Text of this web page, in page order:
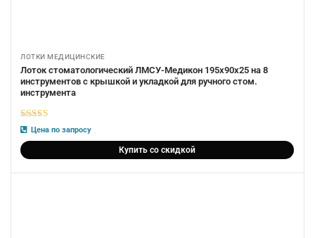
ЛОТКИ МЕДИЦИНСКИЕ
Лоток стоматологический ЛМСУ-Медикон 195х90х25 на 8
инструментов с крышкой и укладкой для ручного стом.
инструмента
5из 5
Цена по запросу
Купить со скидкой